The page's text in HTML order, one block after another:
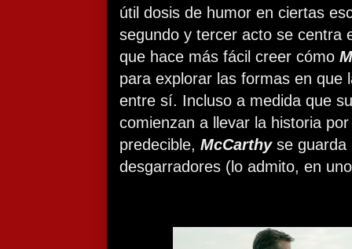
útil dosis de humor en ciertas
segundo y tercer acto se centra
que hace más fácil creer cómo
para explorar las formas en que
entre sí. Incluso a medida que
comienzan a llevar la historia
predecible, McCarthyse guarda
desgarradores (lo admito, en